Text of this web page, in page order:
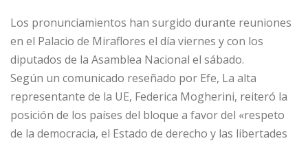
Los pronunciamientos han surgido durante reuniones
en el Palacio de Miraflores el día viernes y con los
diputados de la Asamblea Nacional el sábado.
Según un comunicado reseñado por Efe, La alta
representante de la UE, Federica Mogherini, reiteró la
posición de los países del bloque a favor del «respeto
de la democracia, el Estado de derecho y las libertades